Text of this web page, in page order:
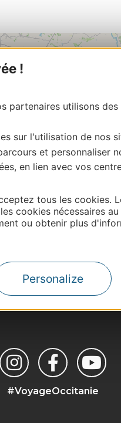
!
partenaires utilisons
sur l'utilisation de nos
et personnaliser
en lien avec vos
tous les cookies.
cookies nécessaires
ou obtenir plus
Personalize
Leaflet| Map data ©
#VoyageOccitanie